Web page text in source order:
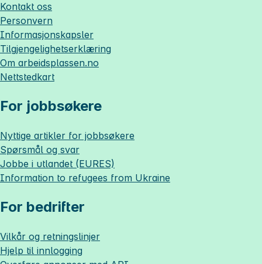
Kontakt oss
Personvern
Informasjonskapsler
Tilgjengelighetserklæring
Om arbeidsplassen.no
Nettstedkart
For jobbsøkere
Nyttige artikler for jobbsøkere
Spørsmål og svar
Jobbe i utlandet (EURES)
Information to refugees from Ukraine
For bedrifter
Vilkår og retningslinjer
Hjelp til innlogging